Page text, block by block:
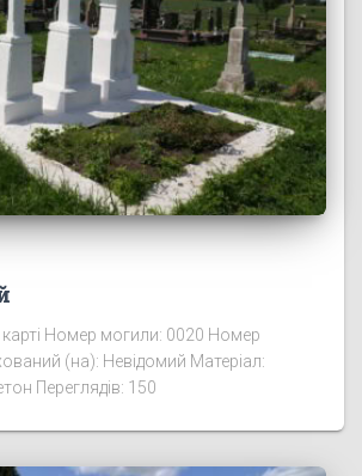
Номер могили: 0020 Номер
(на): Невідомий Матеріал:
Переглядів: 150